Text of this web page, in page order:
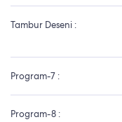
Tambur Deseni :
Program-7 :
Program-8 :